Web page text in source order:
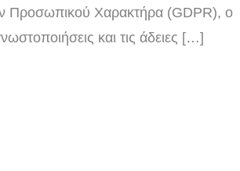
Προσωπικού Χαρακτήρα (GDPR), ο
και τις άδειες […]